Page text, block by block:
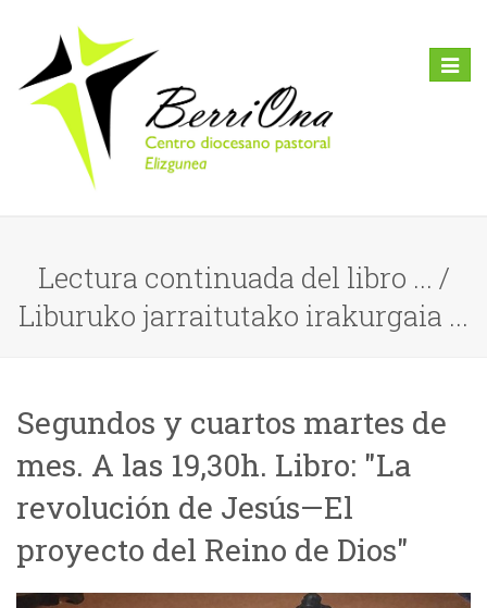
Toggle
Lectura continuada del libro ... /
Liburuko jarraitutako irakurgaia ...
Segundos y cuartos martes de
mes. A las 19,30h. Libro: "La
revolución de Jesús—El
proyecto del Reino de Dios"